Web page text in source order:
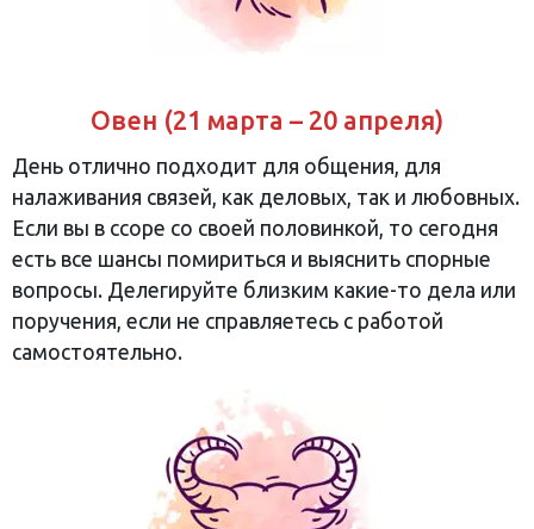
Овен (21 марта – 20 апреля)
День отлично подходит для общения, для
налаживания связей, как деловых, так и любовных.
Если вы в ссоре со своей половинкой, то сегодня
есть все шансы помириться и выяснить спорные
вопросы. Делегируйте близким какие-то дела или
поручения, если не справляетесь с работой
самостоятельно.